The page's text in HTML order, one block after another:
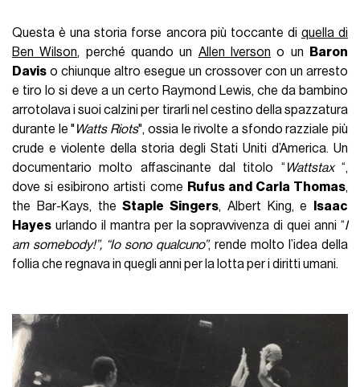
Questa è una storia forse ancora più toccante di quella di
Ben Wilson, perché quando un Allen Iverson o un
Baron
Davis o chiunque altro esegue un crossover con un arresto
e tiro lo si deve a un certo Raymond Lewis, che da bambino
arrotolava i suoi calzini per tirarli nel cestino della spazzatura
durante le " Watts Riots", ossia le rivolte a sfondo razziale più
crude e violente della storia degli Stati Uniti d’America. Un
documentario molto affascinante dal titolo “ Wattstax“,
dove si esibirono artisti come Rufus and Carla Thomas,
the Bar-Kays, theStaple Singers, Albert King, e
Isaac
Hayes urlando il mantra per la sopravvivenza di quei anni “I
am somebody!”, “Io sono qualcuno”, rende molto l’idea della
follia che regnava in quegli anni per la lotta per i diritti umani.